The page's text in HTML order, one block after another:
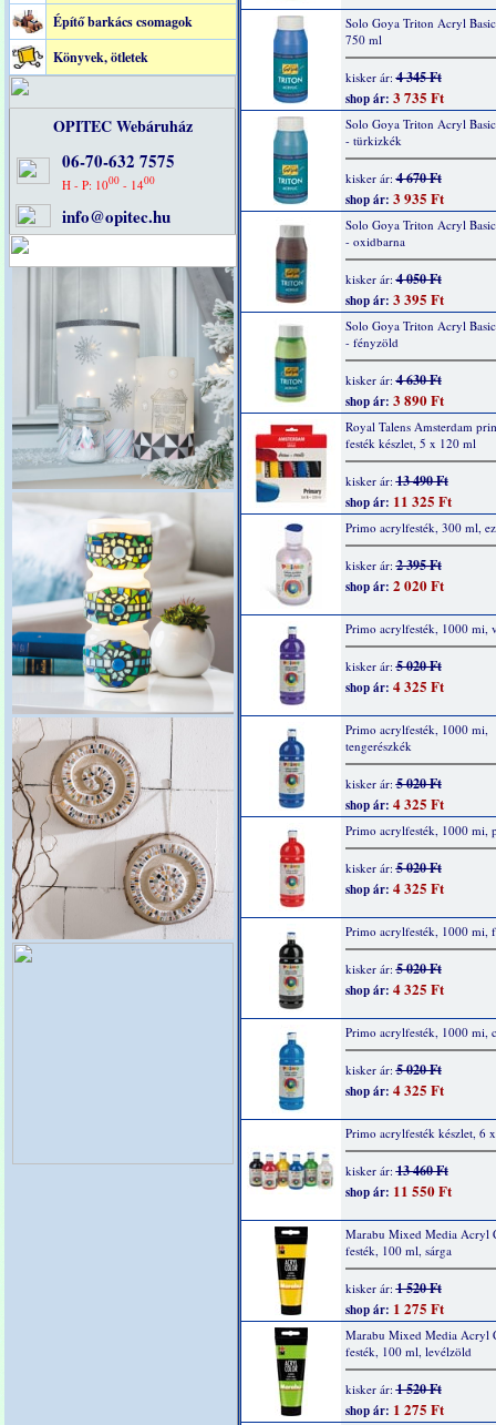
Építő barkács csomagok
Könyvek, ötletek
OPITEC Webáruház
06-70-632 7575
H - P: 1000 - 1400
info@opitec.hu
Solo Goya Triton Acryl
750 ml
kisker ár:4 345 Ft
shop ár: 3 735 Ft
Solo Goya Triton Acryl
- türkizkék
kisker ár:4 670 Ft
shop ár: 3 935 Ft
Solo Goya Triton Acryl
- oxidbarna
kisker ár:4 050 Ft
shop ár: 3 395 Ft
Solo Goya Triton Acryl
- fényzöld
kisker ár:4 630 Ft
shop ár: 3 890 Ft
Royal Talens Amsterdam
festék készlet, 5 x 120 ml
kisker ár:13 490 Ft
shop ár: 11 325 Ft
Primo acrylfesték, 300 ml,
kisker ár:2 395 Ft
shop ár: 2 020 Ft
Primo acrylfesték, 1000 mi,
kisker ár:5 020 Ft
shop ár: 4 325 Ft
Primo acrylfesték, 1000 mi,
tengerészkék
kisker ár:5 020 Ft
shop ár: 4 325 Ft
Primo acrylfesték, 1000 mi,
kisker ár:5 020 Ft
shop ár: 4 325 Ft
Primo acrylfesték, 1000 mi,
kisker ár:5 020 Ft
shop ár: 4 325 Ft
Primo acrylfesték, 1000 mi,
kisker ár:5 020 Ft
shop ár: 4 325 Ft
Primo acrylfesték készlet, 6
kisker ár:13 460 Ft
shop ár: 11 550 Ft
Marabu Mixed Media Acryl
festék, 100 ml, sárga
kisker ár:1 520 Ft
shop ár: 1 275 Ft
Marabu Mixed Media Acryl
festék, 100 ml, levélzöld
kisker ár:1 520 Ft
shop ár: 1 275 Ft